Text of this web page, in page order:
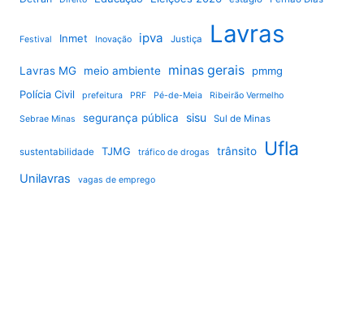
Festival Inmet Inovação ipva Justiça Lavras
Lavras MG meio ambiente minas gerais
pmmg
Polícia Civil
prefeitura PRF Pé-de-Meia Ribeirão Vermelho
Sebrae Minas segurança pública sisu Sul de Minas
sustentabilidade TJMG tráfico de drogas trânsito Ufla
Unilavras vagas de emprego